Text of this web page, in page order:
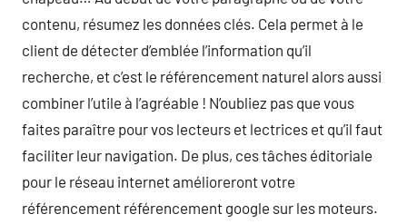
contenu, résumez les données clés. Cela permet à le
client de détecter d’emblée l’information qu’il
recherche, et c’est le référencement naturel alors aussi
combiner l’utile à l’agréable ! N’oubliez pas que vous
faites paraître pour vos lecteurs et lectrices et qu’il faut
faciliter leur navigation. De plus, ces tâches éditoriale
pour le réseau internet amélioreront votre
référencement référencement google sur les moteurs.